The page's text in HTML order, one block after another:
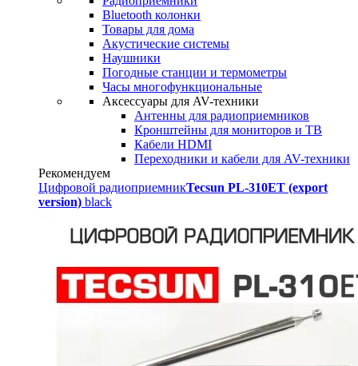
Bluetooth колонки
Товары для дома
Акустические системы
Наушники
Погодные станции и термометры
Часы многофункциональные
Аксессуары для AV-техники
Антенны для радиоприемников
Кронштейны для мониторов и ТВ
Кабели HDMI
Переходники и кабели для AV-техники
Рекомендуем
Цифровой радиоприемникTecsun PL-310ET (export
version) black